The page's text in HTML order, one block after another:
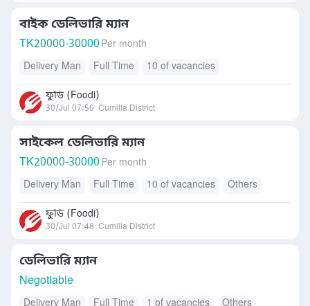
বাইক ডেলিভারি ম্যান
TK20000-30000 Per month
Delivery Man
Full Time 10 of vacancies
ফুডি (Foodi)
30/Jul 07:50 Cumilla District
সাইকেল ডেলিভারি ম্যান
TK20000-30000 Per month
Delivery Man
Full Time 10 of vacancies Others
ফুডি (Foodi)
30/Jul 07:48 Cumilla District
ডেলিভারি ম্যান
Negotiable